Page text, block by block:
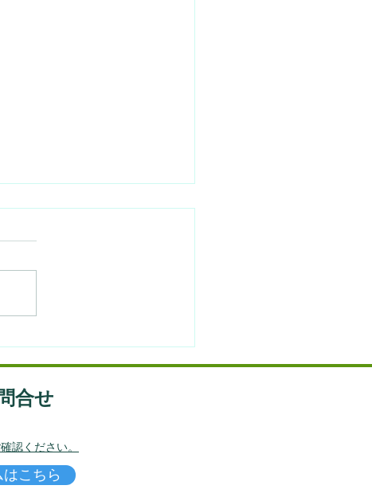
）
合せ
認ください。
はこちら